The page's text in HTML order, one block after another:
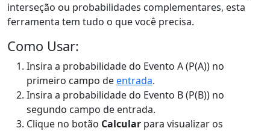
interseção ou probabilidades complementares, esta
ferramenta tem tudo o que você precisa.
Como Usar:
Insira a probabilidade do Evento A (P(A)) no
primeiro campo deentrada.
Insira a probabilidade do Evento B (P(B)) no
segundo campo de entrada.
Clique no botão Calcular para visualizar os